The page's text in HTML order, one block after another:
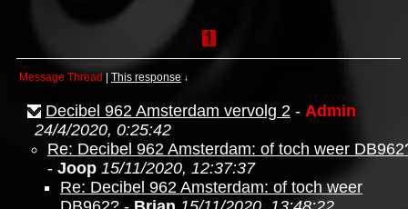
Message Thread This response ↓
Decibel 962 Amsterdam vervolg 2 - Admin
24/4/2020, 0:25:42
Re: Decibel 962 Amsterdam: of toch weer
- Joop 15/11/2020, 12:37:37
Re: Decibel 962 Amsterdam: of toch weer